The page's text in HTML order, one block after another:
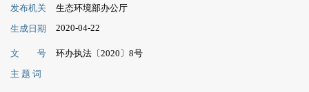
发布机关
生态环境部办公厅
生成日期
2020-04-22
文 号
环办执法〔2020〕8号
主 题 词